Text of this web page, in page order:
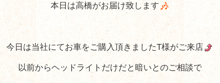
本日は高橋がお届け致します
今日は当社にてお車をご購入頂きましたT様がご来店
以前からヘッドライトだけだと暗いとのご相談で